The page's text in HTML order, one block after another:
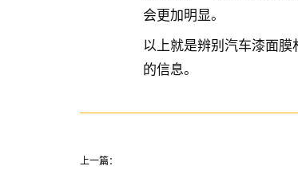
会更加明显。
以上就是辨别汽车漆面
的信息。
上一篇：